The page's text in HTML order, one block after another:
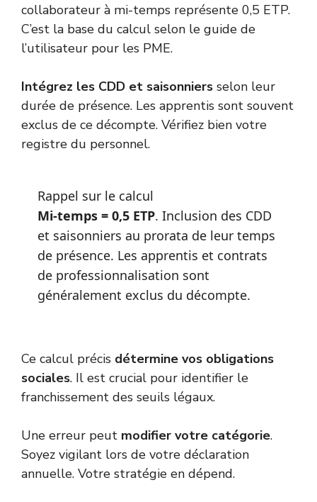
collaborateur à mi-temps représente 0,5 ETP.
C’est la base du calcul selon le guide de
l’utilisateur pour les PME.
Intégrez les CDD et saisonniers selon leur
durée de présence. Les apprentis sont souvent
exclus de ce décompte. Vérifiez bien votre
registre du personnel.
Rappel sur le calcul
Mi-temps = 0,5 ETP. Inclusion des CDD
et saisonniers au prorata de leur temps
de présence. Les apprentis et contrats
de professionnalisation sont
généralement exclus du décompte.
Ce calcul précis détermine vos obligations
sociales. Il est crucial pour identifier le
franchissement des seuils légaux.
Une erreur peut modifier votre catégorie.
Soyez vigilant lors de votre déclaration
annuelle. Votre stratégie en dépend.